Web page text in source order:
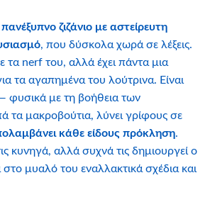
ζιζάνιο με αστείρευτη
, που δύσκολα χωρά σε λέξεις.
τα nerf του, αλλά έχει πάντα μια
τα αγαπημένα του λούτρινα. Είναι
φυσικά με τη βοήθεια των
μακροβούτια, λύνει γρίφους σε
κάθε είδους πρόκληση.
κυνηγά, αλλά συχνά τις δημιουργεί ο
στο μυαλό του εναλλακτικά σχέδια και